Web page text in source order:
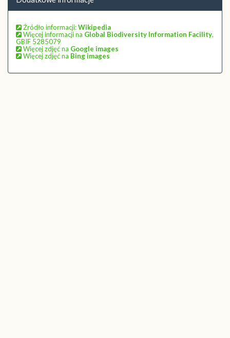
Źródło informacji:Wikipedia
Więcej informacji na Global Biodiversity Information Facility,
GBIF 5285079
Więcej zdjęć na Google images
Więcej zdjęć na Bing images